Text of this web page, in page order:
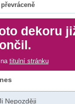
dekoru
titulní stránku
Nepozději